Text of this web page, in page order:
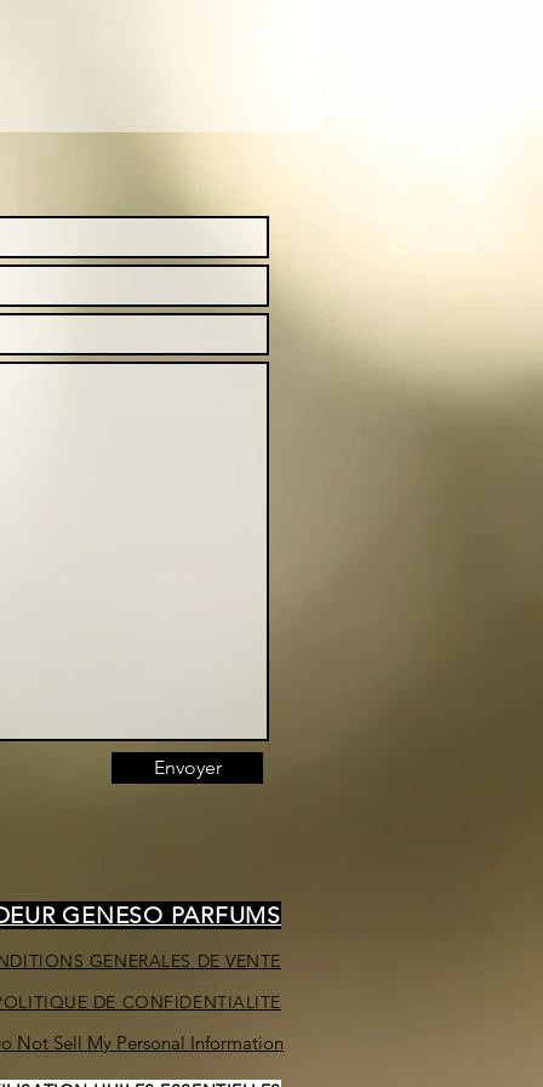
Envoyer
GENESO PARFUMS
GENERALES DE VENTE
DE CONFIDENTIALITE
Not Sell My Personal Information